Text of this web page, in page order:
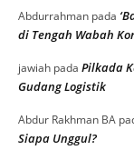
Abdurrahman pada
di Tengah Wabah
jawiah pada Pilkada
Gudang Logistik
Abdur Rakhman BA
Siapa Unggul?